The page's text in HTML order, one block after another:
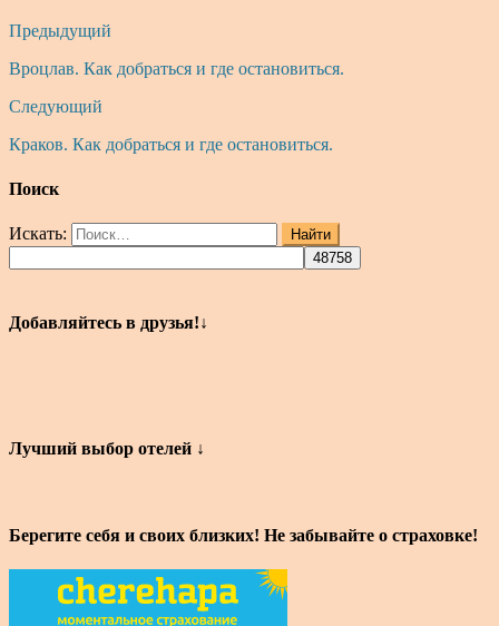
Предыдущий
Вроцлав. Как добраться и где остановиться.
Следующий
Краков. Как добраться и где остановиться.
Поиск
Искать: Найти
Добавляйтесь в друзья!↓
Лучший выбор отелей ↓
Берегите себя и своих близких! Не забывайте о страховке!